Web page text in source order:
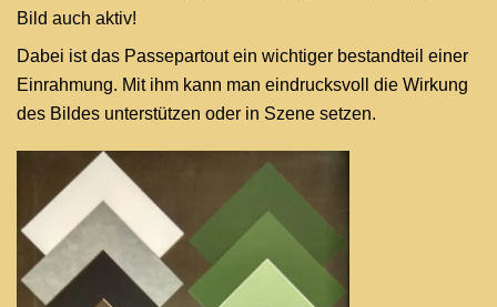
Bild auch aktiv!
Dabei ist das Passepartout ein wichtiger bestandteil einer
Einrahmung. Mit ihm kann man eindrucksvoll die Wirkung
des Bildes unterstützen oder in Szene setzen.